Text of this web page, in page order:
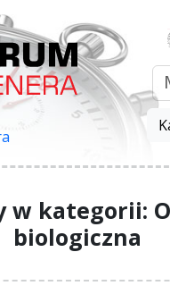
w kategorii:
biologiczna